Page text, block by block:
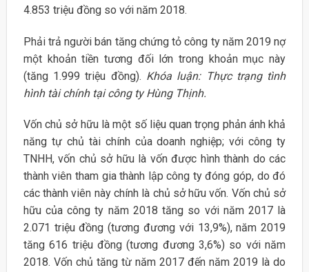
4.853 triệu đồng so với năm 2018.
Phải trả người bán tăng chứng tỏ công ty năm 2019 nợ
một khoản tiền tương đối lớn trong khoản mục này
(tăng 1.999 triệu đồng). Khóa luận: Thực trạng tình
hình tài chính tại công ty Hùng Thịnh.
Vốn chủ sở hữu là một số liệu quan trọng phản ánh khả
năng tự chủ tài chính của doanh nghiệp; với công ty
TNHH, vốn chủ sở hữu là vốn được hình thành do các
thành viên tham gia thành lập công ty đóng góp, do đó
các thành viên này chính là chủ sở hữu vốn. Vốn chủ sở
hữu của công ty năm 2018 tăng so với năm 2017 là
2.071 triệu đồng (tương đương với 13,9%), năm 2019
tăng 616 triệu đồng (tương đương 3,6%) so với năm
2018. Vốn chủ tăng từ năm 2017 đến năm 2019 là do